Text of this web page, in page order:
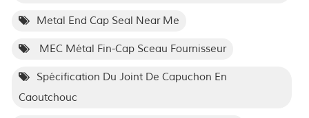
Metal End Cap Seal Near Me
MEC Métal Fin-Cap Sceau Fournisseur
Spécification Du Joint De Capuchon En
Caoutchouc